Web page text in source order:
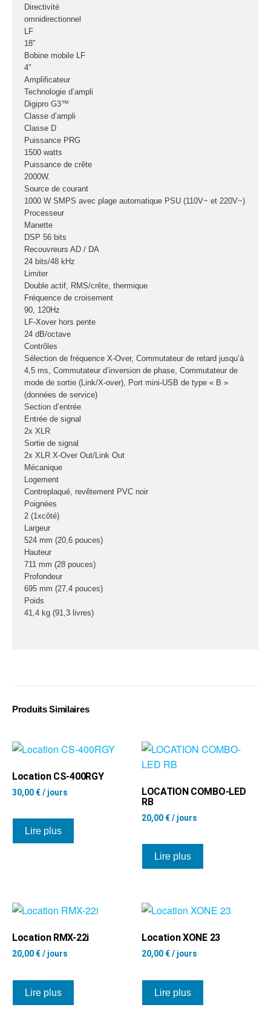
Directivité
omnidirectionnel
LF
18″
Bobine mobile LF
4″
Amplificateur
Technologie d’ampli
Digipro G3™
Classe d’ampli
Classe D
Puissance PRG
1500 watts
Puissance de crête
2000W.
Source de courant
1000 W SMPS avec plage automatique PSU (110V~ et 220V~)
Processeur
Manette
DSP 56 bits
Recouvreurs AD / DA
24 bits/48 kHz
Limiter
Double actif, RMS/crête, thermique
Fréquence de croisement
90, 120Hz
LF-Xover hors pente
24 dB/octave
Contrôles
Sélection de fréquence X-Over, Commutateur de retard jusqu’à
4,5 ms, Commutateur d’inversion de phase, Commutateur de
mode de sortie (Link/X-over), Port mini-USB de type « B »
(données de service)
Section d’entrée
Entrée de signal
2x XLR
Sortie de signal
2x XLR X-Over Out/Link Out
Mécanique
Logement
Contreplaqué, revêtement PVC noir
Poignées
2 (1xcôté)
Largeur
524 mm (20,6 pouces)
Hauteur
711 mm (28 pouces)
Profondeur
695 mm (27,4 pouces)
Poids
41,4 kg (91,3 livres)
Produits Similaires
Location CS-400RGY
30,00 €/ jours
Lire plus
LOCATION COMBO-LED
RB
20,00 €/ jours
Lire plus
Location RMX-22i
20,00 €/ jours
Lire plus
Location XONE 23
20,00 €/ jours
Lire plus